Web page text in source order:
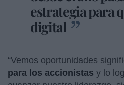
estrategia para
digital
“Vemos oportunidades
para los accionistas y lo